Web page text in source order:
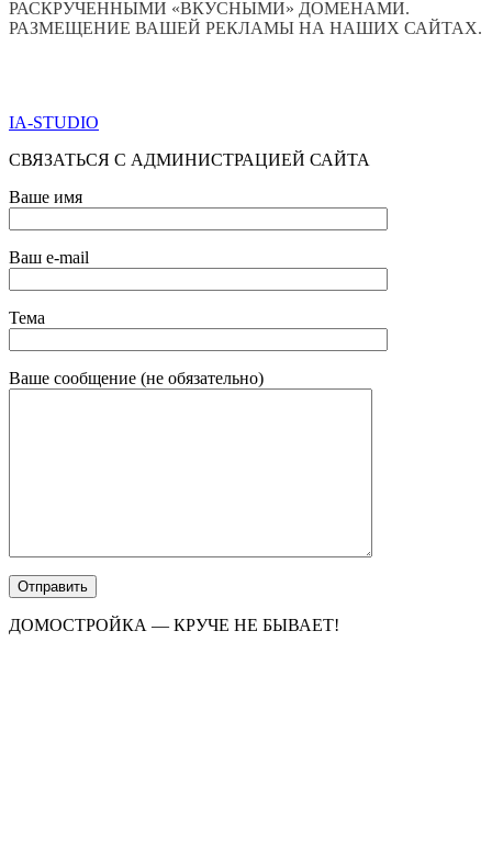
РАСКРУЧЕННЫМИ «ВКУСНЫМИ» ДОМЕНАМИ.
РАЗМЕЩЕНИЕ ВАШЕЙ РЕКЛАМЫ НА НАШИХ САЙТАХ.
IA-STUDIO
СВЯЗАТЬСЯ С АДМИНИСТРАЦИЕЙ САЙТА
Ваше имя
Ваш e-mail
Тема
Ваше сообщение (не обязательно)
ДОМОСТРОЙКА — КРУЧЕ НЕ БЫВАЕТ!